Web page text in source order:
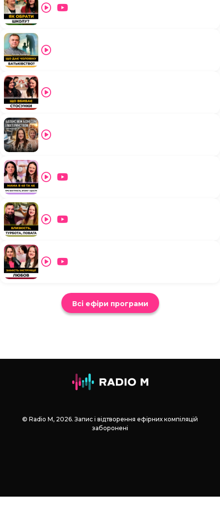
Всі ефіри програми
© Radio М, 2026. Запис і відтворення ефірних компіляцій
заборонені